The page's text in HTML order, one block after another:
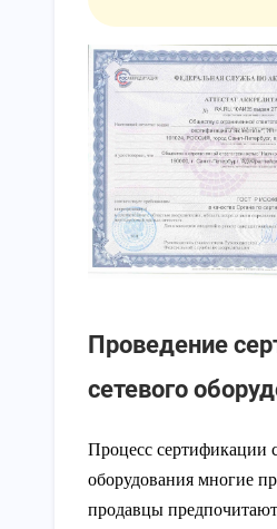
Проведение
сетевого
Процесс сертификации
оборудования многие
продавцы